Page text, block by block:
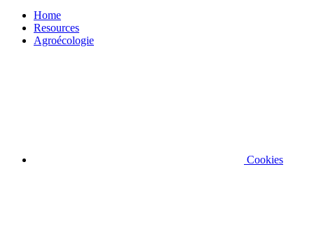
Home
Resources
Agroécologie
Cookies